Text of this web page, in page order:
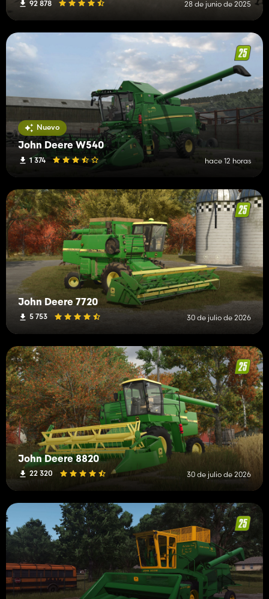
92 878 28 de junio de 2025
Nuevo
John Deere W540
1 374 hace 12 horas
John Deere 7720
5 753 30 de julio de 2026
John Deere 8820
22 320 30 de julio de 2026